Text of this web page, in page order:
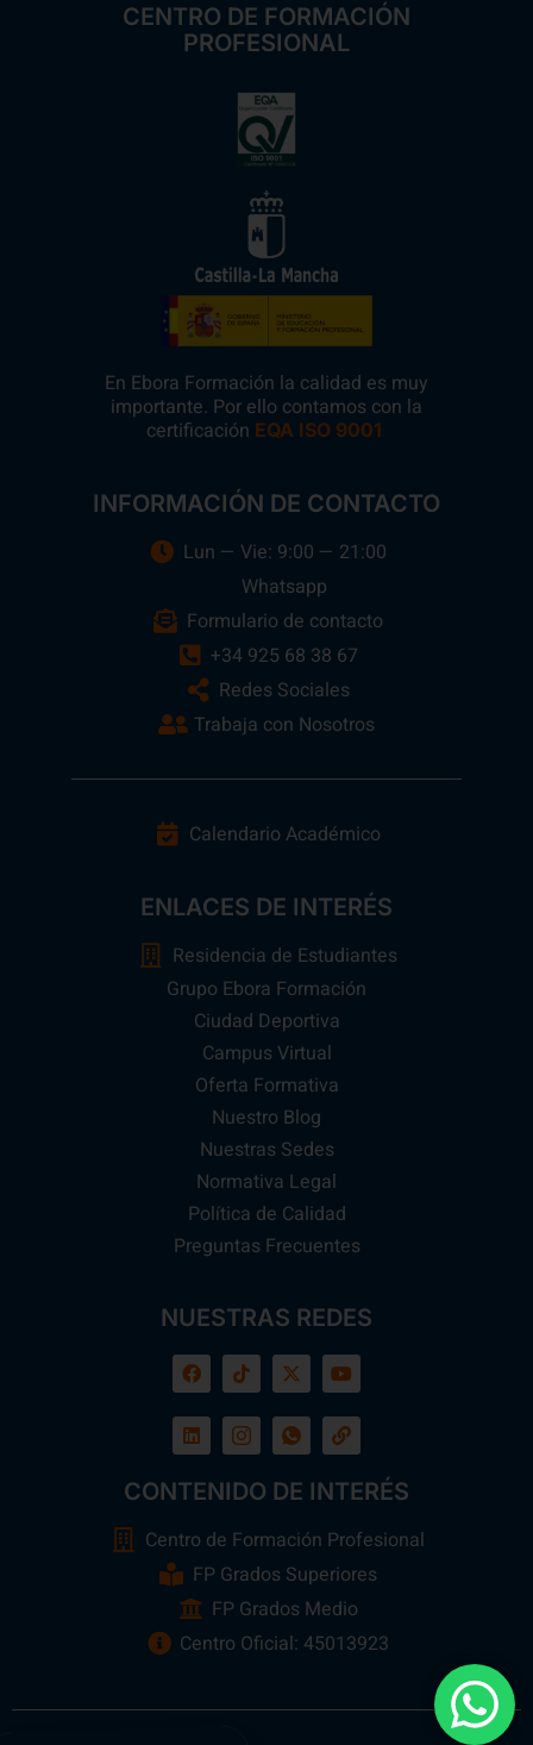
CENTRO DE FORMACIÓN
PROFESIONAL
En Ebora Formación la calidad es muy
importante. Por ello contamos con la
certificación EQA ISO 9001
INFORMACIÓN DE CONTACTO
Lun — Vie: 9:00 — 21:00
Whatsapp
Formulario de contacto
+34 925 68 38 67
Redes Sociales
Trabaja con Nosotros
Calendario Académico
ENLACES DE INTERÉS
Residencia de Estudiantes
Grupo Ebora Formación
Ciudad Deportiva
Campus Virtual
Oferta Formativa
Nuestro Blog
Nuestras Sedes
Normativa Legal
Política de Calidad
Preguntas Frecuentes
NUESTRAS REDES
CONTENIDO DE INTERÉS
Centro de Formación Profesional
FP Grados Superiores
FP Grados Medio
Centro Oficial: 45013923